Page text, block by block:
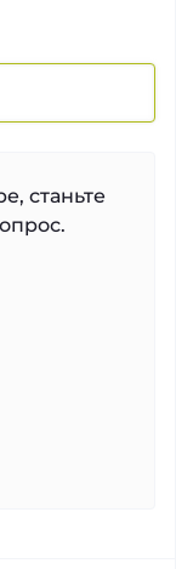
станьте